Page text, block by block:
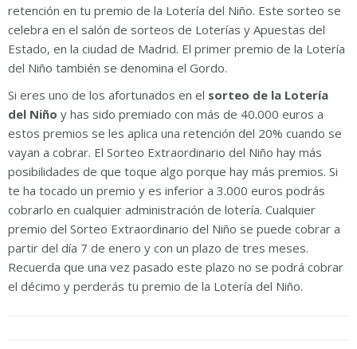
retención en tu premio de la Lotería del Niño. Este sorteo se
celebra en el salón de sorteos de Loterías y Apuestas del
Estado, en la ciudad de Madrid. El primer premio de la Lotería
del Niño también se denomina el Gordo.
Si eres uno de los afortunados en el sorteo de la Lotería
del Niño y has sido premiado con más de 40.000 euros a
estos premios se les aplica una retención del 20% cuando se
vayan a cobrar. El Sorteo Extraordinario del Niño hay más
posibilidades de que toque algo porque hay más premios. Si
te ha tocado un premio y es inferior a 3.000 euros podrás
cobrarlo en cualquier administración de lotería. Cualquier
premio del Sorteo Extraordinario del Niño se puede cobrar a
partir del día 7 de enero y con un plazo de tres meses.
Recuerda que una vez pasado este plazo no se podrá cobrar
el décimo y perderás tu premio de la Lotería del Niño.